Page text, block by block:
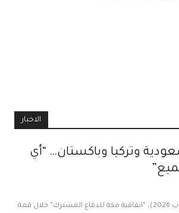
الاخبار
وتركيا وباكستان… “أي
وقعت السعودية وتركيا وباكستان، اليوم الجمعة، (7 آب 2026)، “اتفاقية مكة للدفاع المشترك” خلال قمة